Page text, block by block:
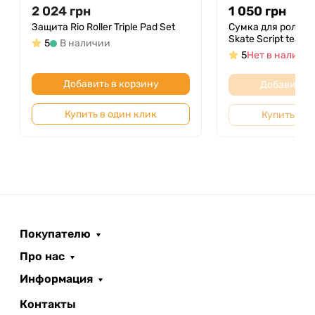
бренда Flying Eagle доступна в розовом цвете –
идеально подходит для активного отдыха на
свежем воздухе и прогулок по городу.
В магазине Roliki вы найдете именно эти ролики,
сочетая стиль и технические особенности,
которые сделают первые шаги в мире фитнес-
катания приятными и комфортными.
2 024 грн
Защита Rio Roller Triple Pad Set
5
В наличии
Добавить в корзину
Купить в один клик
1 050 грн
Сумка для
Skate Script teal-
5Нет в
Добавить
Купить в
Покупателю
Про нас
Информация
Контакты